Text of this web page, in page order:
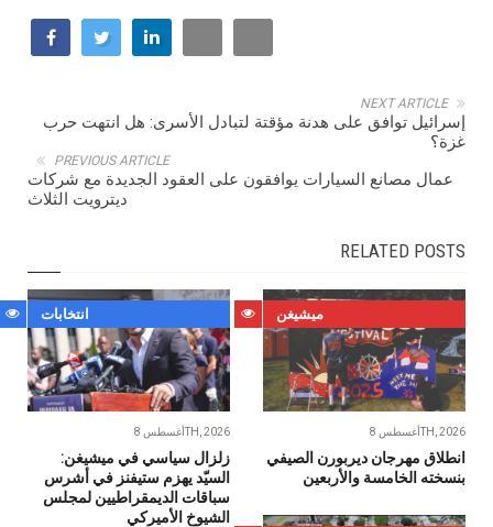
NEXT ARTICLE
إسرائيل توافق على هدنة مؤقتة لتبادل الأسرى: هل انتهت حرب
غزة؟
PREVIOUS ARTICLE
عمال مصانع السيارات يوافقون على العقود الجديدة مع شركات
ديترويت الثلاث
RELATED POSTS
انتخابات
أغسطس 8TH, 2026
زلزال سياسي في ميشيغن:
السيّد يهزم ستيفنز في أشرس
سباقات الديمقراطيين لمجلس
الشيوخ الأميركي
ميشيغن
أغسطس 8TH, 2026
انطلاق مهرجان ديربورن الصيفي
بنسخته الخامسة والأربعين